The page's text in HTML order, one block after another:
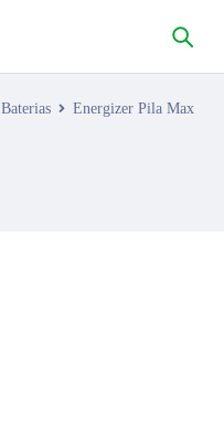
Baterias
Energizer Pila Max